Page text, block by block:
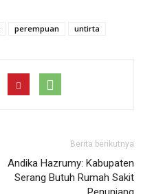
perempuan untirta
Berita berikutnya
Andika Hazrumy: Kabupaten
Serang Butuh Rumah Sakit